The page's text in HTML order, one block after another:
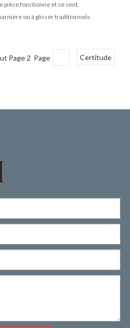
pièce fonctionne et se sent.
ou à glisser traditionnels
Page 2 Page Certitude